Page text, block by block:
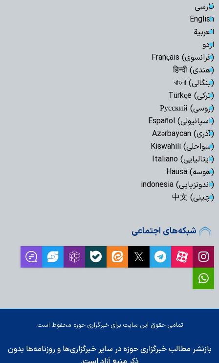
فارسی
English
العربیة
اردو
(فرانسوی) Français
(هندی) हिन्दी
(بنگالی) বাংলা
(ترکی) Türkçe
(روسی) Русский
(اسپانیولی) Español
(آذری) Azərbaycan
(سواحلی) Kiswahili
(ایتالیایی) Italiano
(هوسه) Hausa
(اندونزیایی) indonesia
(چینی) 中文
شبکه‌های اجتماعی
تمامی حقوق این سایت برای خبرگزاری حوزه محفوظ است.
بازنشر مطالب خبرگزاری حوزه در سایر خبرگزاری‌ها و روزنامه‌ها بدون